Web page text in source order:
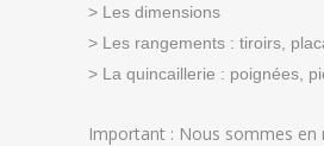
> Les dimensions
> Les rangements : tiroirs,
> La quincaillerie : poignées,
Important : Nous sommes en